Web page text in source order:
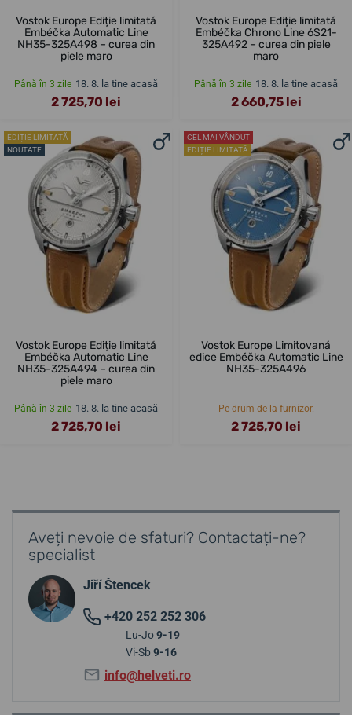
Vostok Europe Ediție limitată
Embéčka Automatic Line
NH35-325A498 – curea din
piele maro
Până în 3 zile 18. 8. la tine acasă
2 725,70 lei
Vostok Europe Ediție limitată
Embéčka Chrono Line 6S21-
325A492 – curea din piele
maro
Până în 3 zile 18. 8. la tine acasă
2 660,75 lei
EDIȚIE LIMITATĂ
NOUTATE
Vostok Europe Ediție limitată
Embéčka Automatic Line
NH35-325A494 – curea din
piele maro
Până în 3 zile 18. 8. la tine acasă
2 725,70 lei
CEL MAI VÂNDUT
EDIȚIE LIMITATĂ
Vostok Europe Limitovaná
edice Embéčka Automatic Line
NH35-325A496
Pe drum de la furnizor.
2 725,70 lei
Aveți nevoie de sfaturi? Contactați-ne?
specialist
Jiří Štencek
+420 252 252 306
Lu-Jo9-19
Vi-Sb 9-16
info@helveti.ro